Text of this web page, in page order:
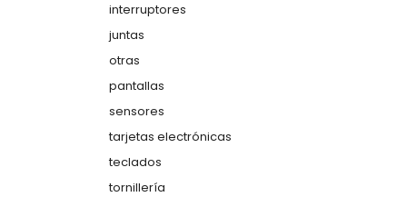
interruptores
juntas
otras
pantallas
sensores
tarjetas electrónicas
teclados
tornillería